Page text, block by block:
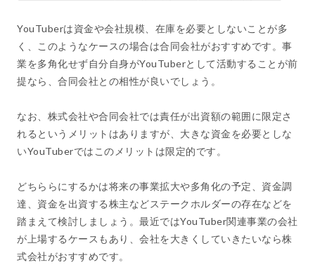
YouTuberは資金や会社規模、在庫を必要としないことが多
く、このようなケースの場合は合同会社がおすすめです。事
業を多角化せず自分自身がYouTuberとして活動することが前
提なら、合同会社との相性が良いでしょう。
なお、株式会社や合同会社では責任が出資額の範囲に限定さ
れるというメリットはありますが、大きな資金を必要としな
いYouTuberではこのメリットは限定的です。
どちららにするかは将来の事業拡大や多角化の予定、資金調
達、資金を出資する株主などステークホルダーの存在などを
踏まえて検討しましょう。最近ではYouTuber関連事業の会社
が上場するケースもあり、会社を大きくしていきたいなら株
式会社がおすすめです。